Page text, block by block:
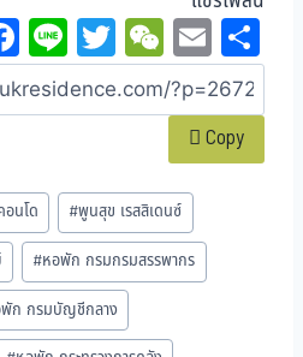
Fa
ce
bo
Li
ne
T
wi
tt
W
eC
ha
t
E
m
ail
Copy
อนโด #พูนสุข เรสสิเดนซ์
#หอพัก กรมกรมสรรพากร
ก กรมบัญชีกลาง